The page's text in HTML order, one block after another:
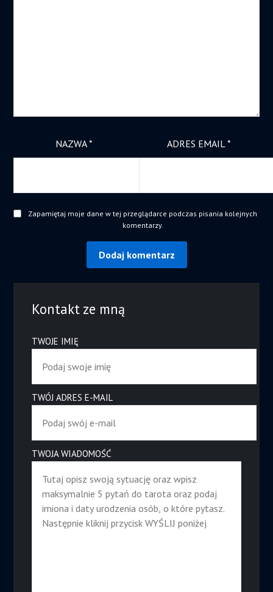
NAZWA* ADRES EMAIL*
Zapamiętaj moje dane w tej przeglądarce podczas pisania kolejnych
komentarzy.
Kontakt ze mną
TWOJE IMIĘ
TWÓJ ADRES E-MAIL
TWOJA WIADOMOŚĆ